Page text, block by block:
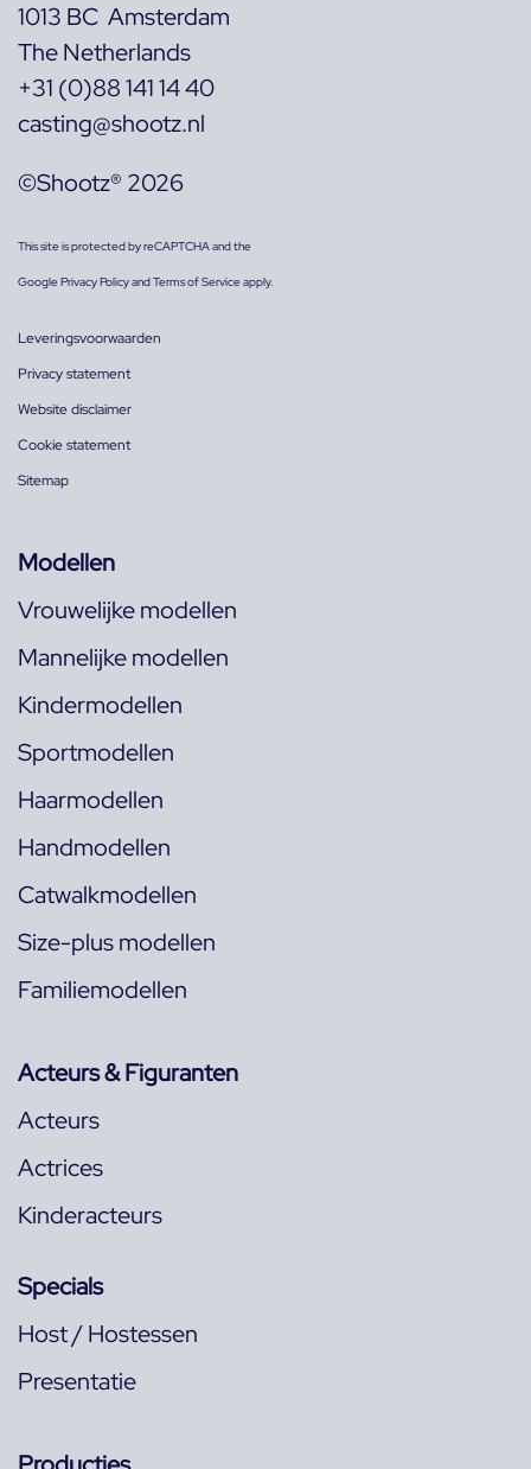
1013 BC Amsterdam
The Netherlands
+31 (0)88 141 14 40
casting@shootz.nl
©Shootz® 2026
This site is protected by reCAPTCHA and the
GooglePrivacy PolicyandTerms of Serviceapply.
Leveringsvoorwaarden
Privacy statement
Website disclaimer
Cookie statement
Sitemap
Modellen
Vrouwelijke modellen
Mannelijke modellen
Kindermodellen
Sportmodellen
Haarmodellen
Handmodellen
Catwalkmodellen
Size-plus modellen
Familiemodellen
Acteurs & Figuranten
Acteurs
Actrices
Kinderacteurs
Specials
Host / Hostessen
Presentatie